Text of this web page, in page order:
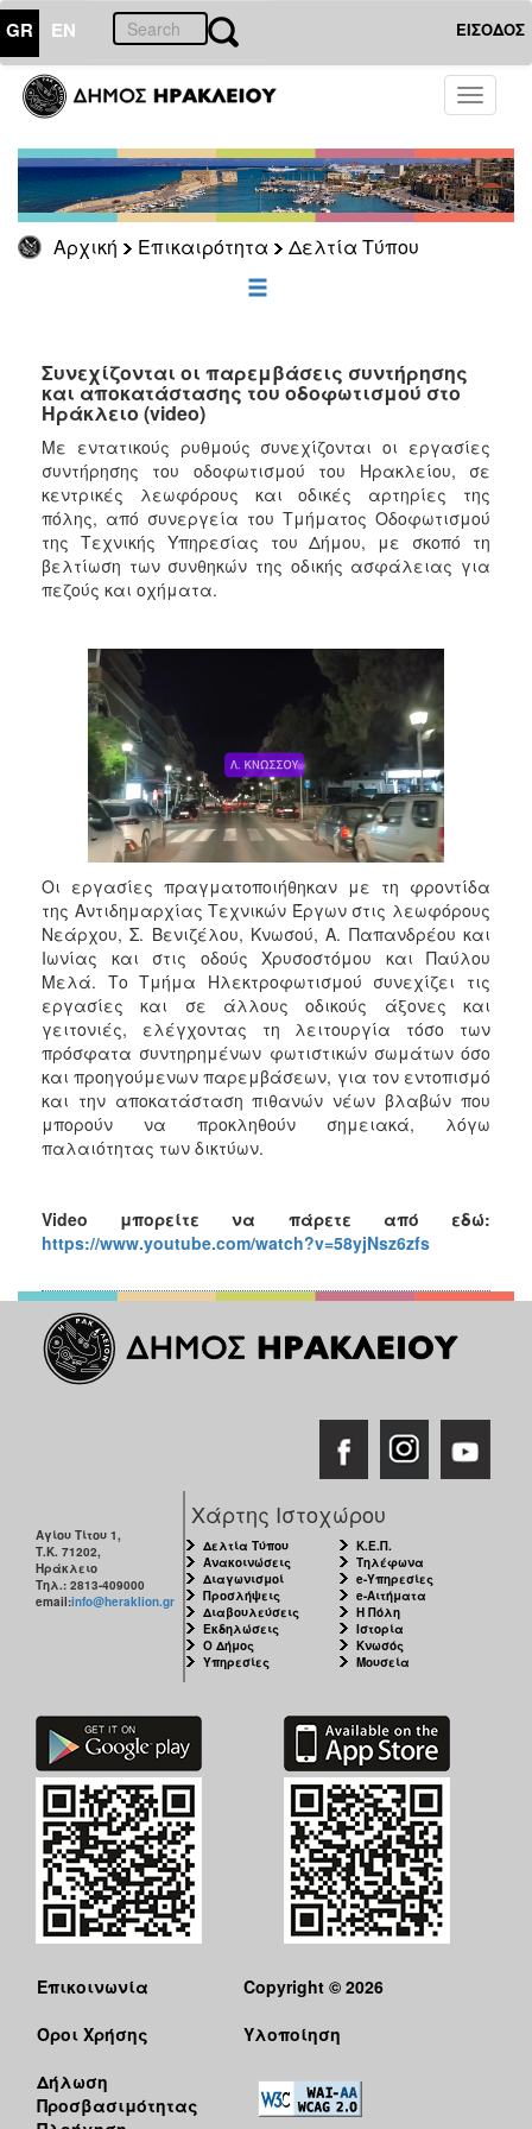
GR EN ΕΙΣΟΔΟΣ
Toggle
Αρχική Επικαιρότητα Δελτία Τύπου
ΕΠΙΚΑΙΡΟΤΗΤΑ
Τύπου
Αρχείο
ΕΠΙΣΚΕΠΤΗΣ
ΗΡΑΚΛΕΙΟ
Συνεχίζονται οι παρεμβάσεις συντήρησης
και αποκατάστασης του οδοφωτισμού στο
Ηράκλειο (video)
Με εντατικούς ρυθμούς συνεχίζονται οι εργασίες
συντήρησης του οδοφωτισμού του Ηρακλείου, σε
κεντρικές λεωφόρους και οδικές αρτηρίες της
πόλης, από συνεργεία του Τμήματος Οδοφωτισμού
της Τεχνικής Υπηρεσίας του Δήμου, με σκοπό τη
βελτίωση των συνθηκών της οδικής ασφάλειας για
πεζούς και οχήματα.
Οι εργασίες πραγματοποιήθηκαν με τη φροντίδα
της Αντιδημαρχίας Τεχνικών Έργων στις λεωφόρους
Νεάρχου, Σ. Βενιζέλου, Κνωσού, Α. Παπανδρέου και
Ιωνίας και στις οδούς Χρυσοστόμου και Παύλου
Μελά. Το Τμήμα Ηλεκτροφωτισμού συνεχίζει τις
εργασίες και σε άλλους οδικούς άξονες και
γειτονιές, ελέγχοντας τη λειτουργία τόσο των
πρόσφατα συντηρημένων φωτιστικών σωμάτων όσο
και προηγούμενων παρεμβάσεων, για τον εντοπισμό
και την αποκατάσταση πιθανών νέων βλαβών που
μπορούν να προκληθούν σημειακά, λόγω
παλαιότητας των δικτύων.
Video μπορείτε να πάρετε από εδώ:
https://www.youtube.com/watch?v=58yjNsz6zfs
Αγίου Τίτου 1,
Τ.Κ. 71202,
Ηράκλειο
Τηλ.: 2813-409000
email:info@heraklion.gr
Χάρτης Ιστοχώρου
Δελτία Τύπου
Ανακοινώσεις
Διαγωνισμοί
Προσλήψεις
Διαβουλεύσεις
Εκδηλώσεις
Ο Δήμος
Υπηρεσίες
Κ.Ε.Π.
Τηλέφωνα
e-Υπηρεσίες
e-Αιτήματα
Η Πόλη
Ιστορία
Κνωσός
Μουσεία
Επικοινωνία
Όροι Χρήσης
Δήλωση
Προσβασιμότητας
Copyright © 2026
Υλοποίηση